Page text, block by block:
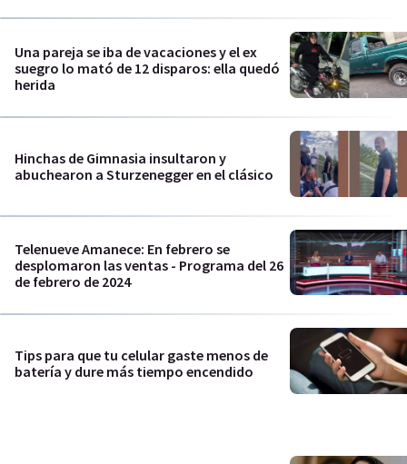
Una pareja se iba de vacaciones y el ex
suegro lo mató de 12 disparos: ella quedó
herida
Hinchas de Gimnasia insultaron y
abuchearon a Sturzenegger en el clásico
Telenueve Amanece: En febrero se
desplomaron las ventas - Programa del 26
de febrero de 2024
Tips para que tu celular gaste menos de
batería y dure más tiempo encendido